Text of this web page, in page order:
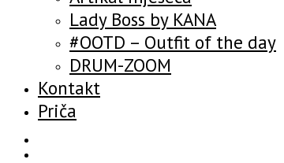
Lady Boss by KANA
#OOTD – Outfit of the day
DRUM-ZOOM
Kontakt
Priča